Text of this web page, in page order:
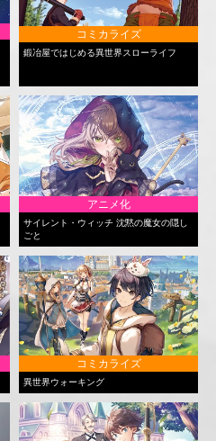
コミカライズ
鍛冶屋ではじめる異世界スローライフ
アニメ化
サイレント・ウィッチ 沈黙の魔女の隠し
ごと
コミカライズ
異世界ウォーキング